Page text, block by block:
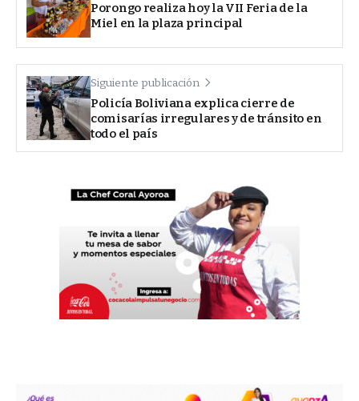
Porongo realiza hoy la VII Feria de la
Miel en la plaza principal
Siguiente publicación
Policía Boliviana explica cierre de
comisarías irregulares y de tránsito en
todo el país